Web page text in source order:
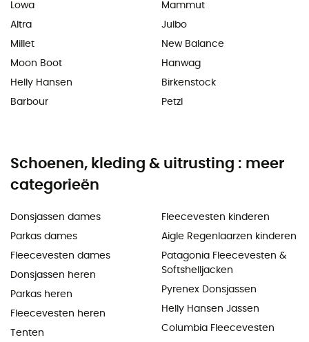
Lowa
Altra
Millet
Moon Boot
Helly Hansen
Barbour
Mammut
Julbo
New Balance
Hanwag
Birkenstock
Petzl
Schoenen, kleding & uitrusting : meer
categorieën
Donsjassen dames
Parkas dames
Fleecevesten dames
Donsjassen heren
Parkas heren
Fleecevesten heren
Tenten
Fleecevesten kinderen
Aigle Regenlaarzen kinderen
Patagonia Fleecevesten &
Softshelljacken
Pyrenex Donsjassen
Helly Hansen Jassen
Columbia Fleecevesten